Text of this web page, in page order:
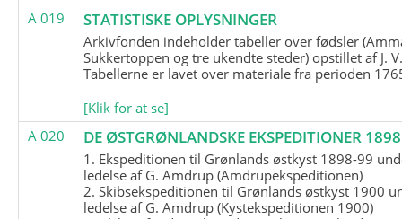
A 019
STATISTISKE OPLYSNINGER
Arkivfonden indeholder tabeller over fødsler
Sukkertoppen og tre ukendte steder) opstillet af J.
Tabellerne er lavet over materiale fra perioden
[Klik for at se]
A 020
DE ØSTGRØNLANDSKE EKSPEDITIONER
1. Ekspeditionen til Grønlands østkyst 1898-99
ledelse af G. Amdrup (Amdrupekspeditionen)
2. Skibsekspeditionen til Grønlands østkyst 1900
ledelse af G. Amdrup (Kystekspeditionen 1900)